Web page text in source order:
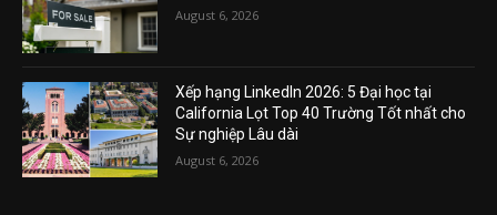
August 6, 2026
Xếp hạng LinkedIn 2026: 5 Đại học tại
California Lọt Top 40 Trường Tốt nhất cho
Sự nghiệp Lâu dài
August 6, 2026